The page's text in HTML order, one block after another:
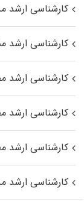
کارشناسی ارشد
کارشناسی ارشد
کارشناسی ارشد
کارشناسی ارشد
کارشناسی ارشد
کارشناسی ارشد